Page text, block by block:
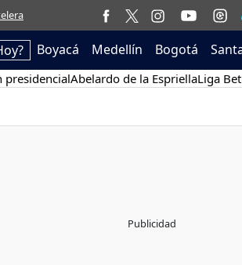
Boyacá Medellín Bogotá
presidencialAbelardo de la EspriellaLiga